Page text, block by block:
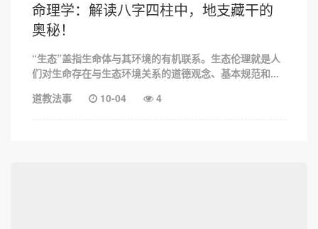
命理学：解读八字四柱中，地支藏干的
奥秘！
“生态”盖指生命体与其环境的有机联系。生态伦理就是人
们对生命存在与生态环境关系的道德观念、基本规范和...
道教法事
10-04 4